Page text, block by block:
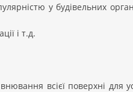
у будівельних
і т.д.
всієї поверхні для